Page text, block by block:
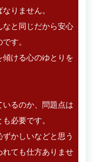
りません。
なと同じだから安心
す。
ける心のゆとりを
るのか、問題点は
必要です。
かしいなどと思う
ても仕方ありませ